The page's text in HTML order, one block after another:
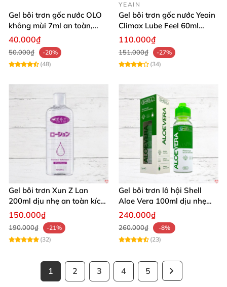
Gel bôi trơn gốc nước OLO
không mùi 7ml an toàn,
chất lượng
40.000₫
50.000₫
-20%
(48)
YEAIN
Gel bôi trơn gốc nước Yeain
Climax Lube Feel 60ml
Thăng hoa tối ưu
110.000₫
151.000₫
-27%
(34)
Gel bôi trơn Xun Z Lan
200ml dịu nhẹ an toàn kích
thích sảng khoái
150.000₫
190.000₫
-21%
(32)
Gel bôi trơn lô hội Shell
Aloe Vera 100ml dịu nhẹ
tăng khoái cảm
240.000₫
260.000₫
-8%
(23)
1 2 3 4 5